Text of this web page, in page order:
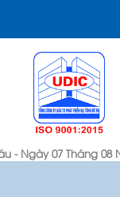
- Ngày 07 Tháng 08